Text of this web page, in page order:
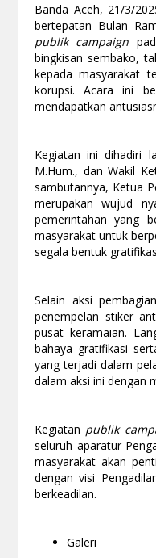
Banda Aceh, 21/3/
bertepatan Bulan
publik campaign
bingkisan sembako,
kepada masyarakat
korupsi. Acara ini
mendapatkan
Kegiatan ini dihadiri
M.Hum., dan Wakil
sambutannya, Ketua
merupakan wujud
pemerintahan yang
masyarakat untuk
segala bentuk
Selain aksi
penempelan stiker
pusat keramaian.
bahaya gratifikasi
yang terjadi dalam
dalam aksi ini dengan
Kegiatan publik
seluruh aparatur
masyarakat akan
dengan visi
berkeadilan.
Galeri